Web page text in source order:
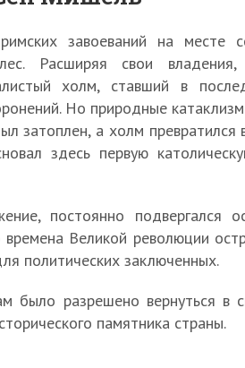
завоеваний на месте
Расширяя свои владения,
холм, ставший в
Но природные
затоплен, а холм
здесь первую
постоянно подвергался
времена Великой революции
политических заключенных.
было разрешено вернуться в
памятника страны.